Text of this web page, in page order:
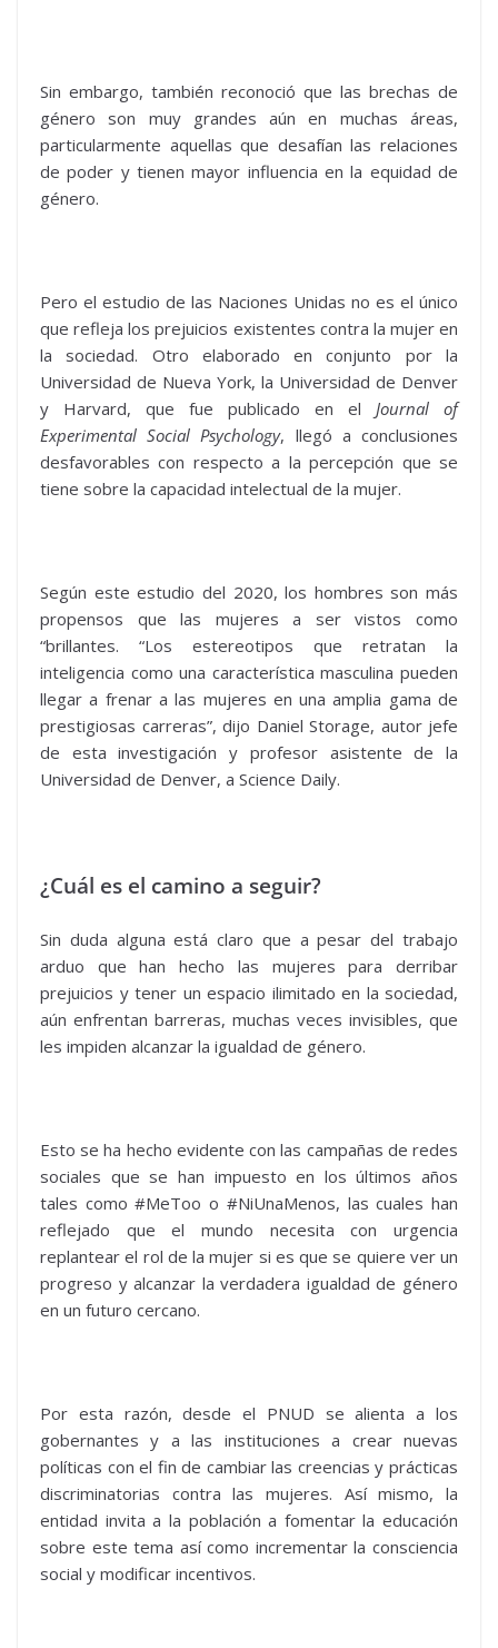
Sin embargo, también reconoció que las brechas de
género son muy grandes aún en muchas áreas,
particularmente aquellas que desafían las relaciones
de poder y tienen mayor influencia en la equidad de
género.
Pero el estudio de las Naciones Unidas no es el único
que refleja los prejuicios existentes contra la mujer en
la sociedad. Otro elaborado en conjunto por la
Universidad de Nueva York, la Universidad de Denver
y Harvard, que fue publicado en el Journal of
Experimental Social Psychology, llegó a conclusiones
desfavorables con respecto a la percepción que se
tiene sobre la capacidad intelectual de la mujer.
Según este estudio del 2020, los hombres son más
propensos que las mujeres a ser vistos como
“brillantes. “Los estereotipos que retratan la
inteligencia como una característica masculina pueden
llegar a frenar a las mujeres en una amplia gama de
prestigiosas carreras”, dijo Daniel Storage, autor jefe
de esta investigación y profesor asistente de la
Universidad de Denver, a Science Daily.
¿Cuál es el camino a seguir?
Sin duda alguna está claro que a pesar del trabajo
arduo que han hecho las mujeres para derribar
prejuicios y tener un espacio ilimitado en la sociedad,
aún enfrentan barreras, muchas veces invisibles, que
les impiden alcanzar la igualdad de género.
Esto se ha hecho evidente con las campañas de redes
sociales que se han impuesto en los últimos años
tales como #MeToo o #NiUnaMenos, las cuales han
reflejado que el mundo necesita con urgencia
replantear el rol de la mujer si es que se quiere ver un
progreso y alcanzar la verdadera igualdad de género
en un futuro cercano.
Por esta razón, desde el PNUD se alienta a los
gobernantes y a las instituciones a crear nuevas
políticas con el fin de cambiar las creencias y prácticas
discriminatorias contra las mujeres. Así mismo, la
entidad invita a la población a fomentar la educación
sobre este tema así como incrementar la consciencia
social y modificar incentivos.